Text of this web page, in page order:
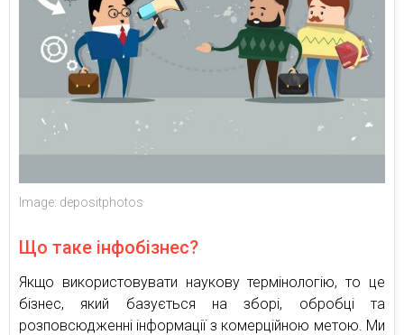
Image: depositphotos
Що таке інфобізнес?
Якщо використовувати наукову термінологію, то це
бізнес, який базується на зборі, обробці та
розповсюдженні інформації з комерційною метою. Ми